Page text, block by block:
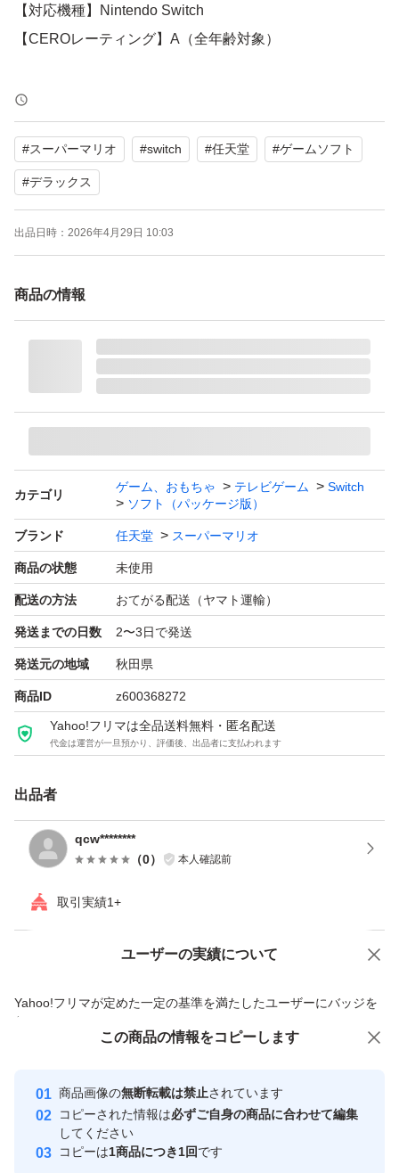
【対応機種】Nintendo Switch
【CEROレーティング】A（全年齢対象）
よろしくお願いいたします。
【Switch】New スーパーマリオブラザーズ U デラックス
ブランド：任天堂 スーパーマリオ
ゲームジャンル：アクション
ソフトウェア対象年齢：全年齢対象
オンライン：オンライン対応
プレイモード：TVモード対応 テーブルモード対応 携帯モ
携帯モードプレイ人数：1.0 人
#スーパーマリオ #switch #任天堂 #ゲームソフト
#デラックス
出品日時： 2026年4月29日 10:03
商品の情報
カテゴリ
ゲーム、おもちゃ テレビゲーム
Switch
ソフト（パッケージ版）
ブランド 任天堂 スーパーマリオ
商品の状態 未使用
配送の方法 おてがる配送（ヤマト運輸）
発送までの日数 2〜3日で発送
発送元の地域 秋田県
商品ID z600368272
Yahoo!フリマは全品送料無料・匿名配送
代金は運営が一旦預かり、評価後、出品者に支払われます
出品者
qcw********
（0） 本人確認前
取引実績1+
ユーザーの実績について
Yahoo!フリマが定めた一定の基準を満たしたユーザーにバッジを
付与しています
安心取引出品者
心・安全なユーザーです
取引実績
価格の相談 商品への質問
この商品の情報をコピーします
商品画像の無断転載は禁止されています
コピーされた情報は必ずご自身の商品に合わせて編集
してください
コピーは1商品につき1回です
この商品をみている人にオススメ